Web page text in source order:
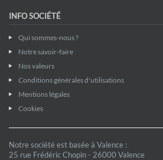
INFO SOCIÉTÉ
Qui sommes-nous ?
Notre savoir-faire
Nos valeurs
Conditions générales d'utilisations
Mentions légales
Cookies
Notre société est basée à Valence :
25 rue Frédéric Chopin - 26000 Valence